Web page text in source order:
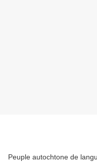
Peuple autochtone de